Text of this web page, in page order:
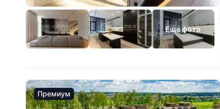
Еще фото
Премиум